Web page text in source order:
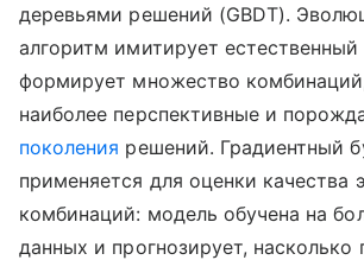
деревьями решений (GBDT).
алгоритм имитирует естественный
формирует множество
наиболее перспективные и
поколения решений. Градиентный
применяется для оценки качества
комбинаций: модель обучена на
данных и прогнозирует, насколько